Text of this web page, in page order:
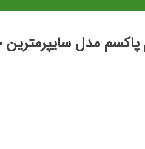
مدل